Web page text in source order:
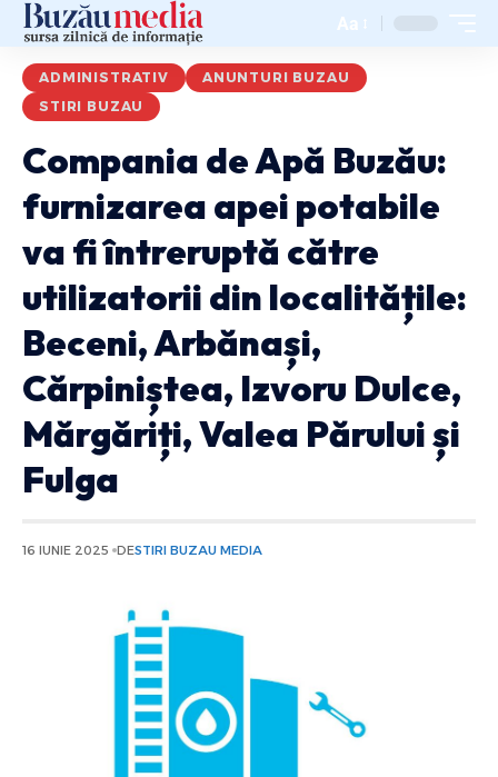
Aa
ADMINISTRATIV
ANUNTURI BUZAU
STIRI BUZAU
Compania de Apă Buzău:
furnizarea apei potabile
va fi întreruptă către
utilizatorii din localitățile:
Beceni, Arbănași,
Cărpiniștea, Izvoru Dulce,
Mărgăriți, Valea Părului și
Fulga
16 IUNIE 2025 DESTIRI BUZAU MEDIA